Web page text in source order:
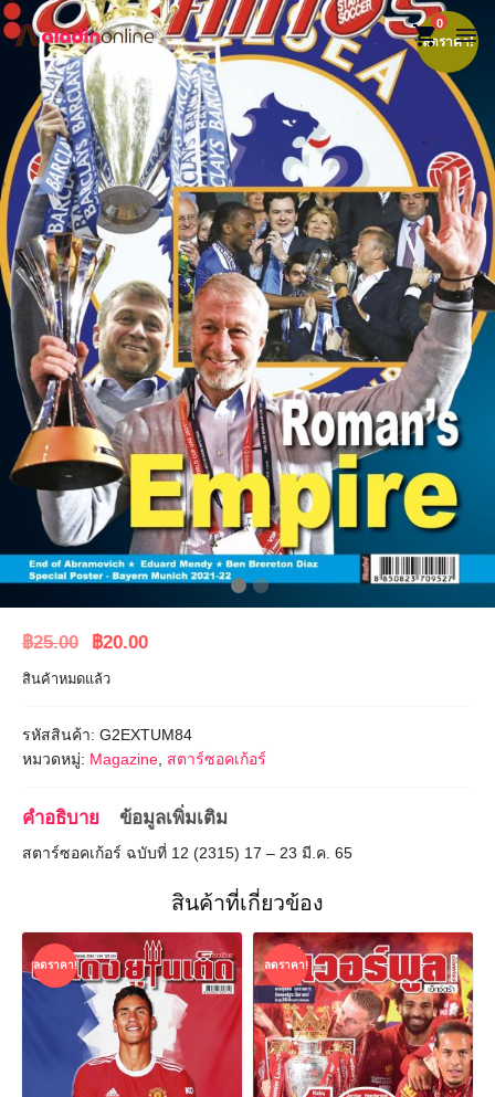
shopping_cart0 menu
ลดราคา!
฿25.00
Original
price
฿25.00.
฿20.00
฿20.00.
สินค้าหมดแล้ว
รหัสสินค้า: G2EXTUM84
หมวดหมู่: Magazine สตาร์ซอคเก้อร์
คำอธิบาย ข้อมูลเพิ่มเติม
สตาร์ซอคเก้อร์ ฉบับที่ 12 (2315) 17 – 23 มี.ค. 65
สินค้าที่เกี่ยวข้อง
ลดราคา! ลดราคา!